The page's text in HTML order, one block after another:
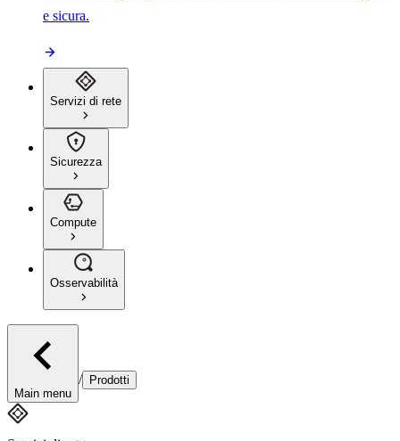
e sicura.
Servizi di rete
Sicurezza
Compute
Osservabilità
Main menu
/ Prodotti